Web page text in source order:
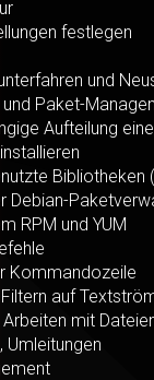
festlegen
und
Paket-
Aufteilung
Bibliotheken
Debian-
RPM und YUM
Kommandozeile
auf
mit
Umleitungen